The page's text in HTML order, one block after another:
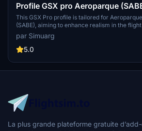
Profile GSX pro Aeroparque
This GSX Pro profile is tailored for
(SABE), aiming to enhance realism in the
environment. It includes custom stop
and accurately distributed ground staff
protocols. The profile also features
terminal experience. Additionally, it supports
handling services, specifically designed for
par Simuarg
5.0
La plus grande plateforme gratuite